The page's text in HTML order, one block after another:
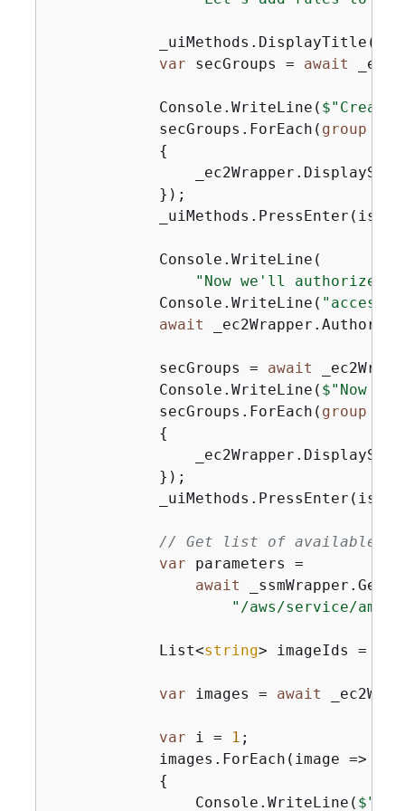
            _uiMethods.DisplayTitle(
var secGroups = await
            Console.WriteLine(
            secGroups.ForEach(
group
{
            });
            Console.WriteLine(
"Now we'll authorize
            Console.WriteLine(
"access
await
            secGroups =
await
            Console.WriteLine(
$"Now
            secGroups.ForEach(
group
{
            });
// Get list of available
var parameters =
await
"/aws/service/ami-
            List<
string> imageIds =
var images = await
var i = 1 ;
            images.ForEach(image =>
{
                Console.WriteLine(
$"\t